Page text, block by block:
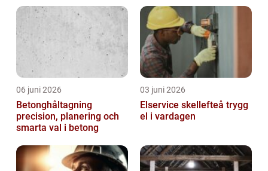
06 juni 2026
Betonghåltagning
precision, planering och
smarta val i betong
03 juni 2026
Elservice skellefteå trygg
el i vardagen